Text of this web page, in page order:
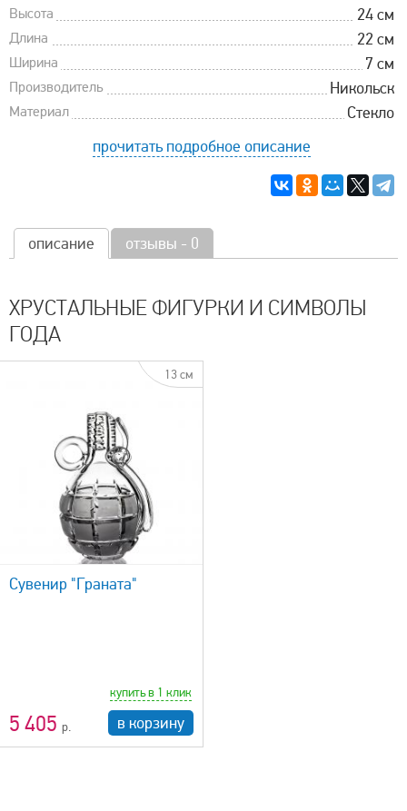
Высота 24 см
Длина 22 см
Ширина 7 см
Производитель Никольск
Материал
Стекло
прочитать подробное описание
описание отзывы - 0
ХРУСТАЛЬНЫЕ ФИГУРКИ И СИМВОЛЫ
ГОДА
13 см
Сувенир "Граната"
5 405
купить в 1 клик
в корзину